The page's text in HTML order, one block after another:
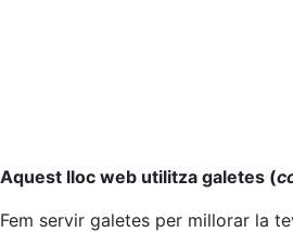
Anar al principi
Aquest lloc web utilitza galetes (
Fem servir galetes per millorar la